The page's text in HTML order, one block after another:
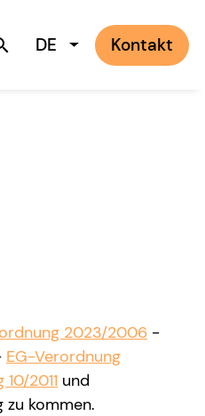
DE Kontakt
2023/2006 -
EG-Verordnung
2011 und
kommen.